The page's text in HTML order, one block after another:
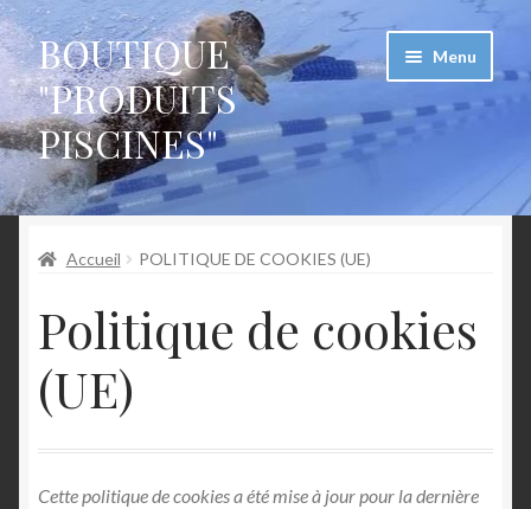
Aller
à
la
navigation
Aller
au
contenu
BOUTIQUE
"PRODUITS
PISCINES"
Menu
Accueil
CGU devis blocs polystyrène pour piscine
Conditions Générales d’utilisation – devis blocs maison
Conditions Générales de Vente des kits piscine
polystyrène
Accueil POLITIQUE DE COOKIES (UE)
Politique de cookies
(UE)
Cette politique de cookies a été mise à jour pour la dernière